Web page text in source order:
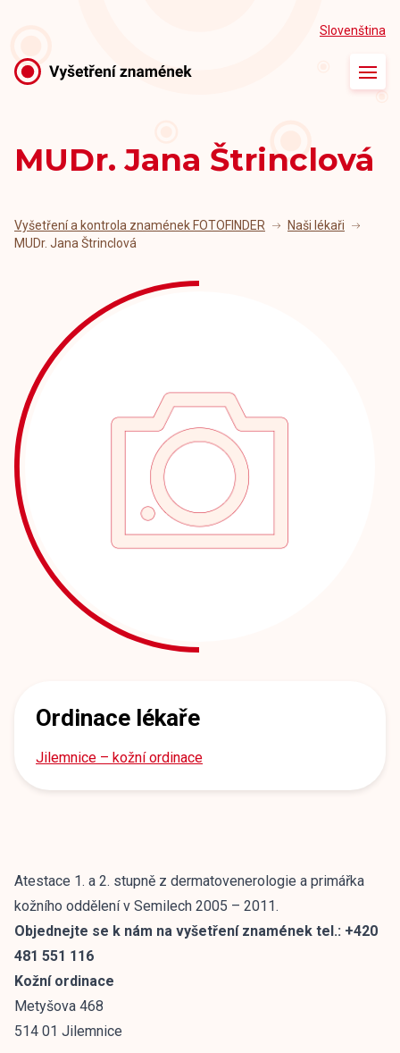
Slovenština
Naše ordinace
MUDr. Jana Štrinclová
Vyšetření a kontrola znamének FOTOFINDER
Naši lékaři
MUDr. Jana Štrinclová
Ordinace lékaře
Jilemnice – kožní ordinace
Atestace 1. a 2. stupně z dermatovenerologie a primářka
kožního oddělení v Semilech 2005 – 2011.
Objednejte se k nám na vyšetření znamének tel.: +420
481 551 116
Kožní ordinace
Metyšova 468
514 01 Jilemnice